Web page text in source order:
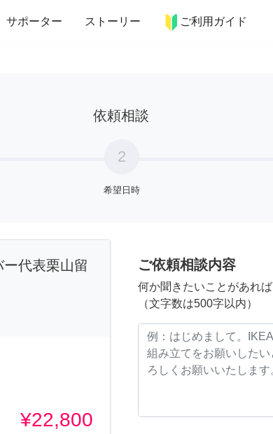
サポーター ストーリー ご利用ガイド
リア 趣味・習い事 ペット 料理
依頼相談
2
希望日時
代表栗山留
¥22,800
ご依頼相談内容
何か聞きたいことがあれ
（文字数は500字以内）